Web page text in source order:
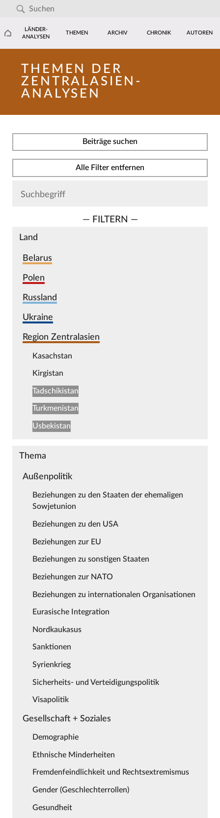
LÄNDER-
ANALYSEN
THEMEN ARCHIV CHRONIK AUTOREN
THEMEN DER
ZENTRALASIEN-
ANALYSEN
Beiträge suchen
Alle Filter entfernen
— FILTERN —
Land
Belarus
Polen
Russland
Ukraine
Region Zentralasien
Kasachstan
Kirgistan
Tadschikistan
Turkmenistan
Usbekistan
Thema
Außenpolitik
Beziehungen zu den Staaten der ehemaligen
Sowjetunion
Beziehungen zu den USA
Beziehungen zur EU
Beziehungen zu sonstigen Staaten
Beziehungen zur NATO
Beziehungen zu internationalen Organisationen
Eurasische Integration
Nordkaukasus
Sanktionen
Syrienkrieg
Sicherheits- und Verteidigungspolitik
Visapolitik
Gesellschaft + Soziales
Demographie
Ethnische Minderheiten
Fremdenfeindlichkeit und Rechtsextremismus
Gender (Geschlechterrollen)
Gesundheit